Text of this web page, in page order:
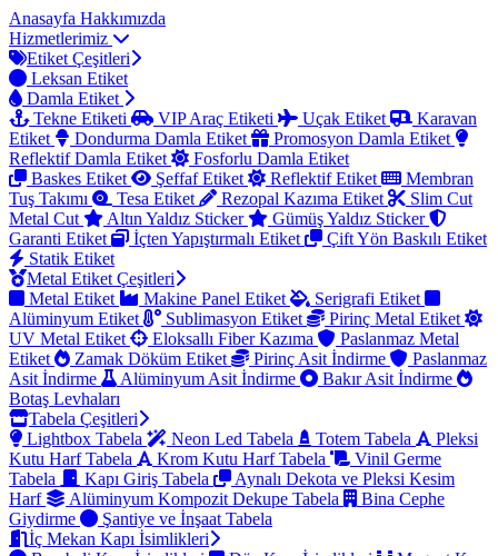
Anasayfa Hakkımızda
Hizmetlerimiz
Etiket Çeşitleri
Leksan Etiket
Damla Etiket
Tekne Etiketi
VIP Araç Etiketi Uçak Etiket
Karavan
Etiket
Dondurma Damla Etiket
Promosyon Damla Etiket
Reflektif Damla Etiket
Fosforlu Damla Etiket
Baskes Etiket
Şeffaf Etiket Reflektif Etiket
Membran
Tuş Takımı
Tesa Etiket Rezopal Kazıma Etiket
Slim Cut
Metal Cut
Altın Yaldız Sticker
Gümüş Yaldız Sticker
Garanti Etiket
İçten Yapıştırmalı Etiket
Çift Yön Baskılı Etiket
Statik Etiket
Metal Etiket Çeşitleri
Metal Etiket
Makine Panel Etiket
Serigrafi Etiket
Alüminyum Etiket
Sublimasyon Etiket
Pirinç Metal Etiket
UV Metal Etiket
Eloksallı Fiber Kazıma
Paslanmaz Metal
Etiket
Zamak Döküm Etiket Pirinç Asit İndirme
Paslanmaz
Asit İndirme
Alüminyum Asit İndirme
Bakır Asit İndirme
Botaş Levhaları
Tabela Çeşitleri
Lightbox Tabela
Neon Led Tabela Totem Tabela
Pleksi
Kutu Harf Tabela
Krom Kutu Harf Tabela
Vinil Germe
Tabela
Kapı Giriş Tabela
Aynalı Dekota ve Pleksi Kesim
Harf
Alüminyum Kompozit Dekupe Tabela
Bina Cephe
Giydirme
Şantiye ve İnşaat Tabela
İç Mekan Kapı İsimlikleri